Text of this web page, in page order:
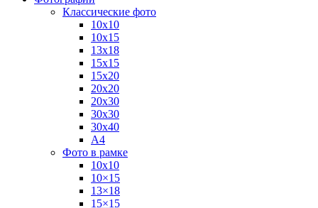
Классические фото
10х10
10х15
13х18
15х15
15х20
20х20
20х30
30х30
30х40
А4
Фото в рамке
10х10
10×15
13×18
15×15